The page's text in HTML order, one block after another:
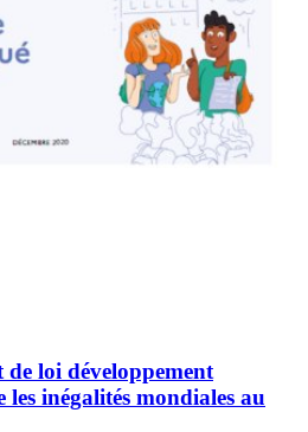
loi développement
inégalités mondiales au